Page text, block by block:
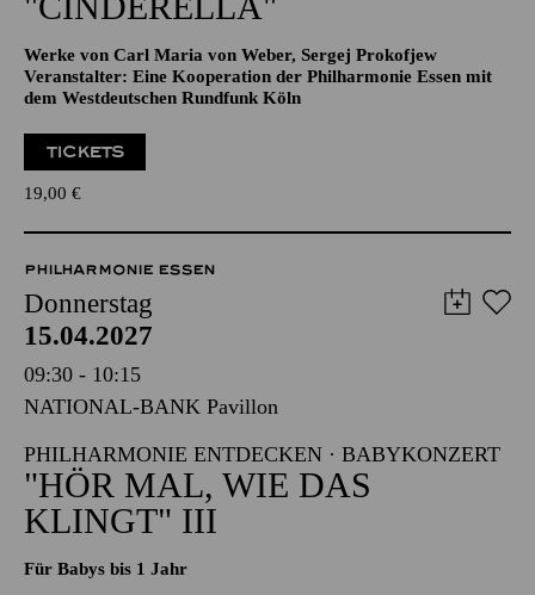
PHILHARMONIE ENTDECKEN
HAPPY HOUR
"CINDERELLA"
Veranstalter: Eine Kooperation der Philharmonie Essen mit
dem Westdeutschen Rundfunk Köln
19,00€
PHILHARMONIE ESSEN
Donnerstag
15.04.2027
09:30 - 10:15
NATIONAL-BANK Pavillon
PHILHARMONIE ENTDECKEN · BABYKONZERT
"HÖR MAL, WIE DAS